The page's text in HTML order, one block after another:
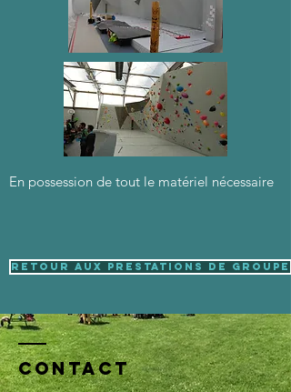
En possession de tout le matériel nécessaire
Retour aux Prestations de Groupe
Contact